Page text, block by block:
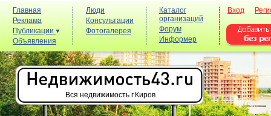
Главная
Реклама
Публикации
Объявления
Люди
Консультации
Фотогалерея
Каталог
организаций
Форум
Информер
Вход
Вся недвижимость г.Киров